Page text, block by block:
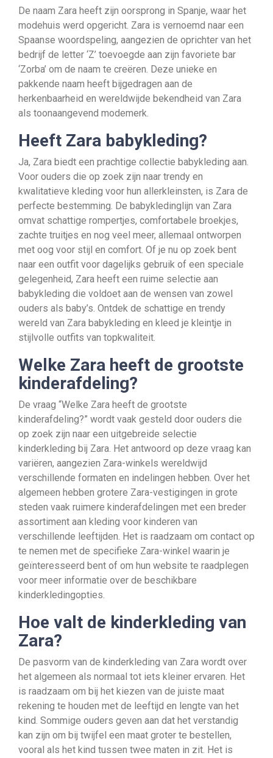
De naam Zara heeft zijn oorsprong in Spanje, waar het
modehuis werd opgericht. Zara is vernoemd naar een
Spaanse woordspeling, aangezien de oprichter van het
bedrijf de letter ‘Z’ toevoegde aan zijn favoriete bar
‘Zorba’ om de naam te creëren. Deze unieke en
pakkende naam heeft bijgedragen aan de
herkenbaarheid en wereldwijde bekendheid van Zara
als toonaangevend modemerk.
Heeft Zara babykleding?
Ja, Zara biedt een prachtige collectie babykleding aan.
Voor ouders die op zoek zijn naar trendy en
kwalitatieve kleding voor hun allerkleinsten, is Zara de
perfecte bestemming. De babykledinglijn van Zara
omvat schattige rompertjes, comfortabele broekjes,
zachte truitjes en nog veel meer, allemaal ontworpen
met oog voor stijl en comfort. Of je nu op zoek bent
naar een outfit voor dagelijks gebruik of een speciale
gelegenheid, Zara heeft een ruime selectie aan
babykleding die voldoet aan de wensen van zowel
ouders als baby’s. Ontdek de schattige en trendy
wereld van Zara babykleding en kleed je kleintje in
stijlvolle outfits van topkwaliteit.
Welke Zara heeft de grootste
kinderafdeling?
De vraag “Welke Zara heeft de grootste
kinderafdeling?” wordt vaak gesteld door ouders die
op zoek zijn naar een uitgebreide selectie
kinderkleding bij Zara. Het antwoord op deze vraag kan
variëren, aangezien Zara-winkels wereldwijd
verschillende formaten en indelingen hebben. Over het
algemeen hebben grotere Zara-vestigingen in grote
steden vaak ruimere kinderafdelingen met een breder
assortiment aan kleding voor kinderen van
verschillende leeftijden. Het is raadzaam om contact op
te nemen met de specifieke Zara-winkel waarin je
geïnteresseerd bent of om hun website te raadplegen
voor meer informatie over de beschikbare
kinderkledingopties.
Hoe valt de kinderkleding van
Zara?
De pasvorm van de kinderkleding van Zara wordt over
het algemeen als normaal tot iets kleiner ervaren. Het
is raadzaam om bij het kiezen van de juiste maat
rekening te houden met de leeftijd en lengte van het
kind. Sommige ouders geven aan dat het verstandig
kan zijn om bij twijfel een maat groter te bestellen,
vooral als het kind tussen twee maten in zit. Het is